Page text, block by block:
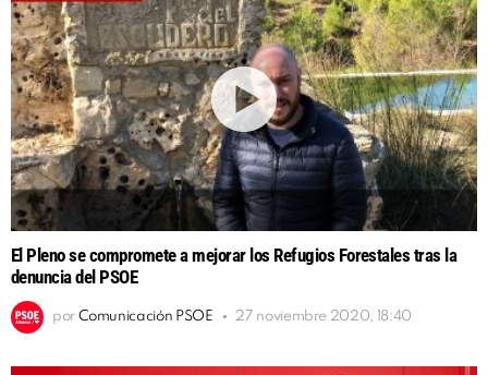
El Pleno se compromete a mejorar los Refugios Forestales tras la
denuncia del PSOE
por Comunicación PSOE 27 noviembre 2020, 18:40